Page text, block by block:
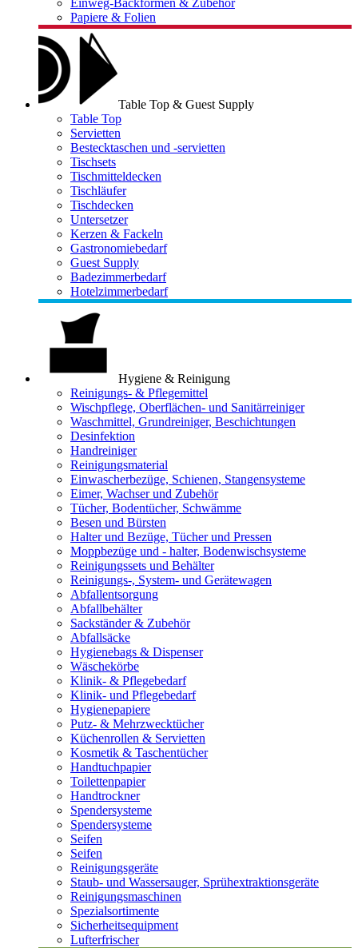
Einweg-Backformen & Zubehör
Papiere & Folien
Table Top & Guest Supply
Table Top
Servietten
Bestecktaschen und -servietten
Tischsets
Tischmitteldecken
Tischläufer
Tischdecken
Untersetzer
Kerzen & Fackeln
Gastronomiebedarf
Guest Supply
Badezimmerbedarf
Hotelzimmerbedarf
Hygiene & Reinigung
Reinigungs- & Pflegemittel
Wischpflege, Oberflächen- und Sanitärreiniger
Waschmittel, Grundreiniger, Beschichtungen
Desinfektion
Handreiniger
Reinigungsmaterial
Einwascherbezüge, Schienen, Stangensysteme
Eimer, Wachser und Zubehör
Tücher, Bodentücher, Schwämme
Besen und Bürsten
Halter und Bezüge, Tücher und Pressen
Moppbezüge und - halter, Bodenwischsysteme
Reinigungssets und Behälter
Reinigungs-, System- und Gerätewagen
Abfallentsorgung
Abfallbehälter
Sackständer & Zubehör
Abfallsäcke
Hygienebags & Dispenser
Wäschekörbe
Klinik- & Pflegebedarf
Klinik- und Pflegebedarf
Hygienepapiere
Putz- & Mehrzwecktücher
Küchenrollen & Servietten
Kosmetik & Taschentücher
Handtuchpapier
Toilettenpapier
Handtrockner
Spendersysteme
Spendersysteme
Seifen
Seifen
Reinigungsgeräte
Staub- und Wassersauger, Sprühextraktionsgeräte
Reinigungsmaschinen
Spezialsortimente
Sicherheitsequipment
Lufterfrischer